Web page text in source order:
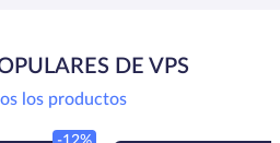
DE VPS
los productos